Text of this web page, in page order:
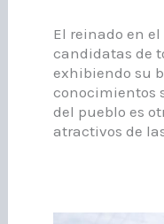
El reinado en
candidatas de
exhibiendo su
conocimientos
del pueblo es
atractivos de